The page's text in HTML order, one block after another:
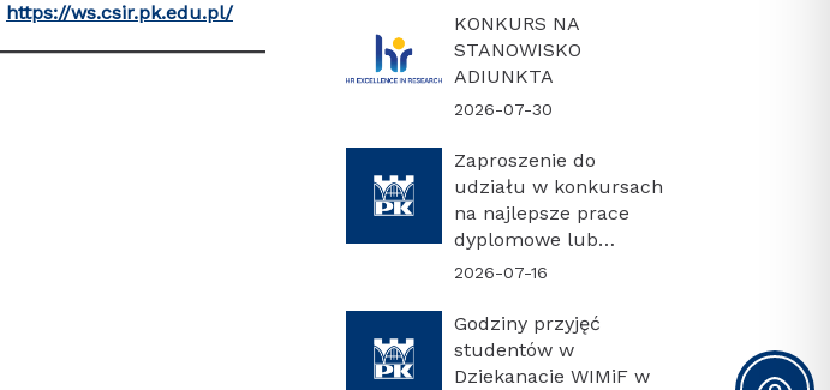
https://ws.csir.pk.edu.pl/
KONKURS NA
STANOWISKO
ADIUNKTA
2026-07-30
Zaproszenie do
udziału w konkursach
na najlepsze prace
dyplomowe lub
najlepszą rozprawę
2026-07-16
Godziny przyjęć
studentów w
Dziekanacie WIMiF w